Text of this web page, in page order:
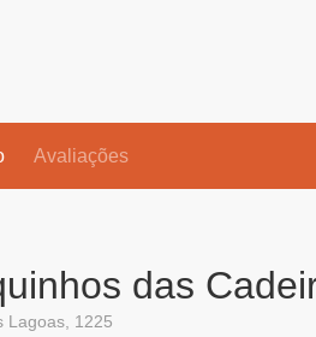
Avaliações
das
Lagoas, 1225